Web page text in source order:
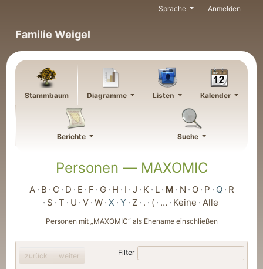
Familie Weigel
Sprache Anmelden
Stammbaum Diagramme Listen Kalender
Berichte Suche
Personen — MAXOMIC
A B C D E F G H I J K L M N O P Q
R
S T U V W X Y Z . ( … Keine Alle
Personen mit „MAXOMIC“ als Ehename einschließen
zurück weiter Filter